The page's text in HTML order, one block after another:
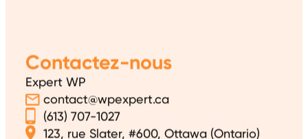
Contactez-nous
Expert WP
contact@wpexpert.ca
(613) 707-1027
123, rue Slater, #600, Ottawa (Ontario)